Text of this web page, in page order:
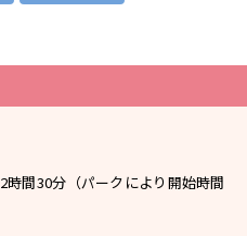
間30分（パークにより開始時間